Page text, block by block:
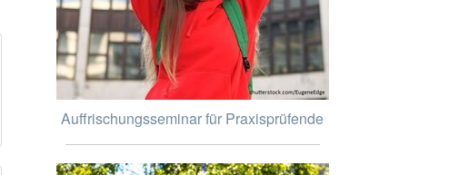
Auffrischungsseminar für Praxisprüfende